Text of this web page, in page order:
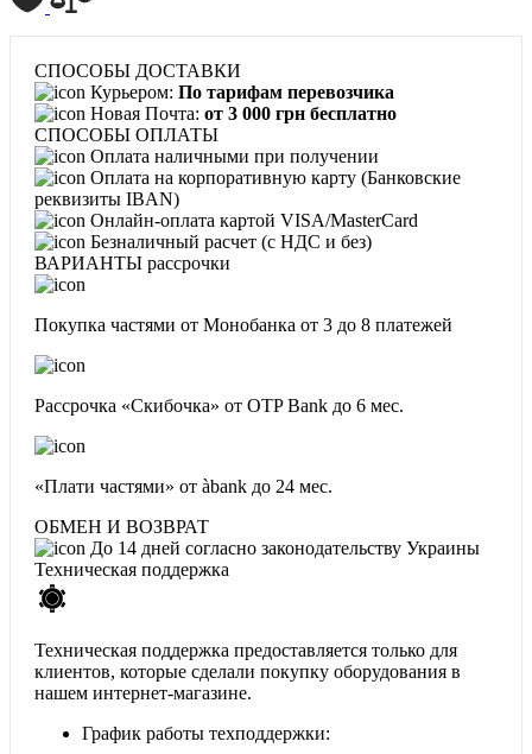
СПОСОБЫ ДОСТАВКИ
Курьером: По тарифам перевозчика
Новая Почта: от 3 000 грн бесплатно
СПОСОБЫ ОПЛАТЫ
Оплата наличными при получении
Оплата на корпоративную карту (Банковские
реквизиты IBAN)
Онлайн-оплата картой VISA/MasterCard
Безналичный расчет (с НДС и без)
ВАРИАНТЫ рассрочки
Покупка частями от Монобанка от 3 до 8 платежей
Рассрочка «Скибочка» от OTP Bank до 6 мес.
«Плати частями» от àbank до 24 мес.
ОБМЕН И ВОЗВРАТ
До 14 дней согласно законодательству Украины
Техническая поддержка
Техническая поддержка предоставляется только для
клиентов, которые сделали покупку оборудования в
нашем интернет-магазине.
График работы техподдержки: